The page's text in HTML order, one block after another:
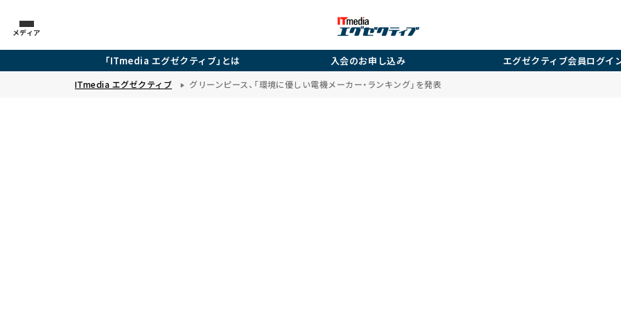
メディア
「ITmedia エグゼクティブ」とは 入会のお申し込み エグゼクティブ会員ログイ
ITmedia エグゼクティブ グリーンピース、「環境に優しい電機メーカー・ランキング」を発表